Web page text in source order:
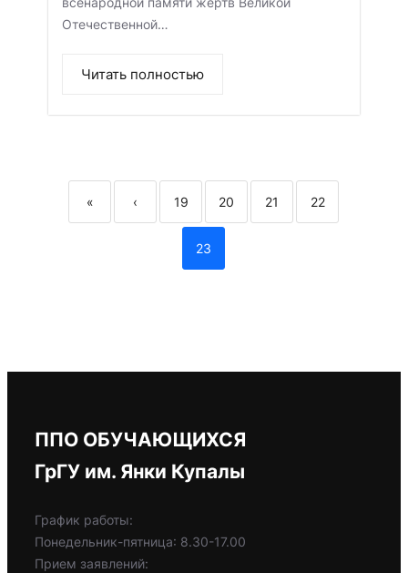
Отечественной…
Читать полностью
« ‹ 19 20 21 22
23
ППО ОБУЧАЮЩИХСЯ
ГрГУ им. Янки Купалы
График работы:
Понедельник-пятница: 8.30-17.00
Прием заявлений: